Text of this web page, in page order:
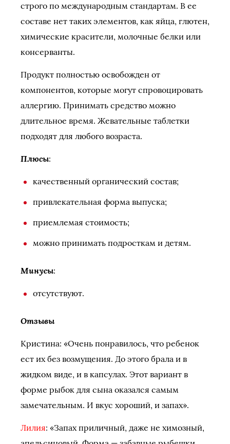
строго по международным стандартам. В ее
составе нет таких элементов, как яйца, глютен,
химические красители, молочные белки или
консерванты.
Продукт полностью освобожден от
компонентов, которые могут спровоцировать
аллергию. Принимать средство можно
длительное время. Жевательные таблетки
подходят для любого возраста.
Плюсы:
качественный органический состав;
привлекательная форма выпуска;
приемлемая стоимость;
можно принимать подросткам и детям.
Минусы:
отсутствуют.
Отзывы
Кристина: «Очень понравилось, что ребенок
ест их без возмущения. До этого брала и в
жидком виде, и в капсулах. Этот вариант в
форме рыбок для сына оказался самым
замечательным. И вкус хороший, и запах».
Лилия: «Запах приличный, даже не химозный,